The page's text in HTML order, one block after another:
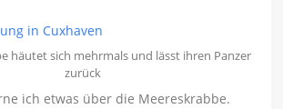
häutet sich mehrmals und lässt ihren Panzer
zurück
ich etwas über die Meereskrabbe.